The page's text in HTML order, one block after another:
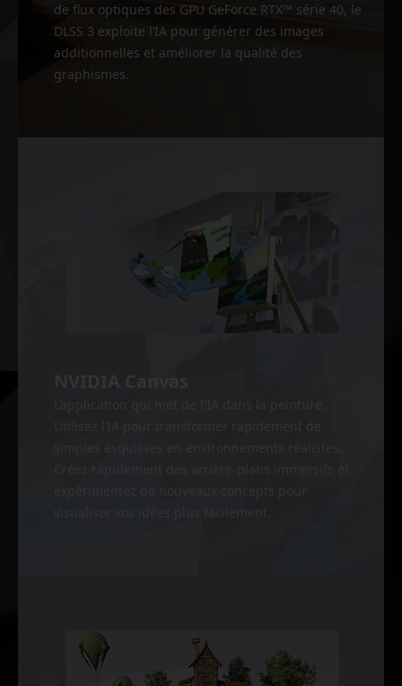
de flux optiques des GPU GeForce RTX™ série 40, le
DLSS 3 exploite l’IA pour générer des images
additionnelles et améliorer la qualité des
graphismes.